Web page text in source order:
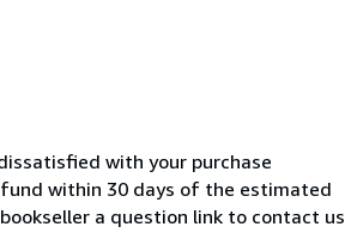
with your purchase
within 30 days of the estimated
a question link to contact us